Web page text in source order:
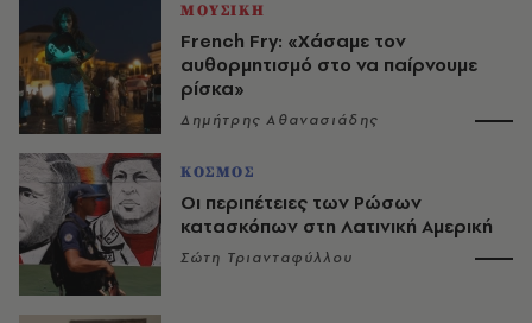
ΜΟΥΣΙΚΗ
French Fry: «Χάσαμε τον
αυθορμητισμό στο να παίρνουμε
ρίσκα»
Δημήτρης Αθανασιάδης
ΚΟΣΜΟΣ
Οι περιπέτειες των Ρώσων
κατασκόπων στη Λατινική Αμερική
Σώτη Τριανταφύλλου